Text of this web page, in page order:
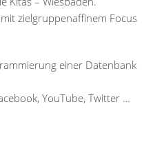
zielgruppenaffinem Focus
einer Datenbank
YouTube, Twitter …